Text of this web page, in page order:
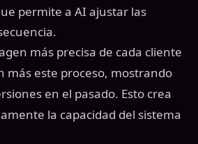
permite a AI ajustar las
más precisa de cada cliente
más este proceso, mostrando
en el pasado. Esto crea
la capacidad del sistema